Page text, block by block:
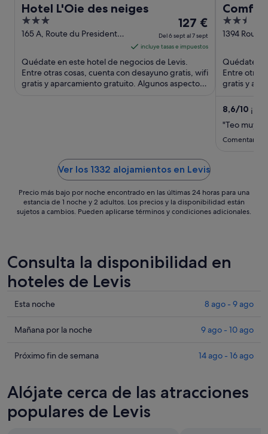
Hotel L'Oie des neiges
3
out
5
165 A, Route du President
El
precio
es
de
127 €
por
7
sept
127 €
Del 6 sept al 7 sept
incluye tasas e impuestos
Quédate en este hotel de negocios de Levis.
Entre otras cosas, cuenta con desayuno gratis, wifi
gratis y aparcamiento gratuito. Algunos aspectos
Sud
2.5
out
5
1394 Route
Quédate
Entre otras
gratis y
8,6/10
"Teo muy
Comentario
Ver los 1332 alojamientos en Levis
Precio más bajo por noche encontrado en las últimas 24 horas para una
estancia de 1 noche y 2 adultos. Los precios y la disponibilidad están
sujetos a cambios. Pueden aplicarse términos y condiciones adicionales.
Consulta la disponibilidad en
hoteles de Levis
Comprueba
precios
Levis
noche,
ago
Esta noche 8 ago - 9 ago
Comprueba
precios
para
mañana
por
Mañana por la noche 9 ago - 10 ago
Comprueba
en
Levis
para
Próximo fin de semana 14 ago - 16 ago
Alójate cerca de las atracciones
populares de Levis